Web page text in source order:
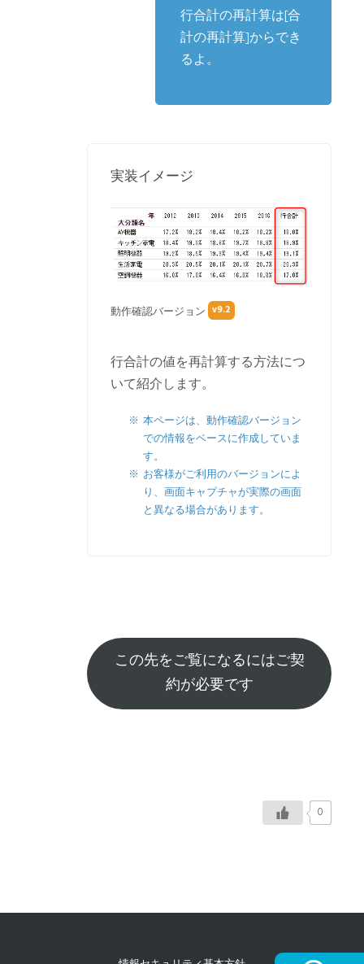
行合計の再計算は[合
計の再計算]からでき
るよ。
実装イメージ
動作確認バージョン v9.2
行合計の値を再計算する方法につ
いて紹介します。
本ページは、動作確認バージョン
での情報をベースに作成していま
す。
お客様がご利用のバージョンによ
り、画面キャプチャが実際の画面
と異なる場合があります。
この先をご覧になるにはご契
約が必要です
0